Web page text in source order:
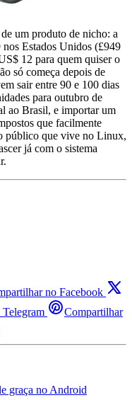
um produto de nicho: a
Estados Unidos (£949
12 para quem quiser o
só começa depois de
sair entre 90 e 100 dias
para outubro de
ao Brasil, e importar um
que facilmente
público que vive no Linux,
já com o sistema
no Facebook
Compartilhar
graça no Android